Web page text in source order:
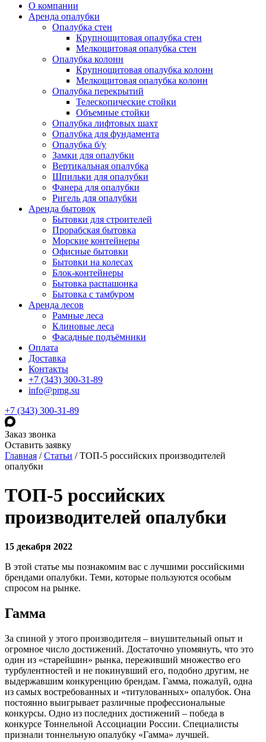
О компании
Аренда опалубки
Опалубка стен
Крупнощитовая опалубка стен
Мелкощитовая опалубка стен
Опалубка колонн
Крупнощитовая опалубка колонн
Мелкощитовая опалубка колонн
Опалубка перекрытий
Телескопические стойки
Объемные стойки
Опалубка лифтовых шахт
Опалубка для фундамента
Опалубка б/у
Замки для опалубки
Вертикальная опалубка
Шпильки для опалубки
Фанера для опалубки
Ригель для опалубки
Аренда бытовок
Бытовки для строителей
Прорабская бытовка
Морские контейнеры
Офисные бытовки
Бытовки на колесах
Блок-контейнеры
Бытовка распашонка
Бытовка с тамбуром
Аренда лесов
Рамные леса
Клиновые леса
Фасадные подъёмники
Оплата
Доставка
Контакты
+7 (343) 300-31-89
info@pmg.su
+7 (343) 300-31-89
Заказ звонка
Оставить заявку
Главная /Статьи /ТОП-5 российских производителей
опалубки
ТОП-5 российских
производителей опалубки
15 декабря 2022
В этой статье мы познакомим вас с лучшими российскими
брендами опалубки. Теми, которые пользуются особым
спросом на рынке.
Гамма
За спиной у этого производителя – внушительный опыт и
огромное число достижений. Достаточно упомянуть, что это
один из «старейшин» рынка, переживший множество его
турбулентностей и не покинувший его, подобно другим, не
выдержавшим конкуренцию брендам. Гамма, пожалуй, одна
из самых востребованных и «титулованных» опалубок. Она
постоянно выигрывает различные профессиональные
конкурсы. Одно из последних достижений – победа в
конкурсе Тоннельной Ассоциации России. Специалисты
признали тоннельную опалубку «Гамма» лучшей.